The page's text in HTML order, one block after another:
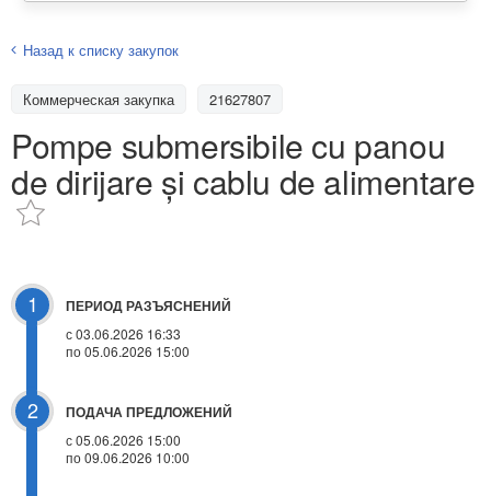
Назад к списку закупок
Коммерческая закупка 21627807
Pompe submersibile cu panou
de dirijare și cablu de alimentare
1 ПЕРИОД РАЗЪЯСНЕНИЙ
с 03.06.2026 16:33
по 05.06.2026 15:00
2 ПОДАЧА ПРЕДЛОЖЕНИЙ
с 05.06.2026 15:00
по 09.06.2026 10:00